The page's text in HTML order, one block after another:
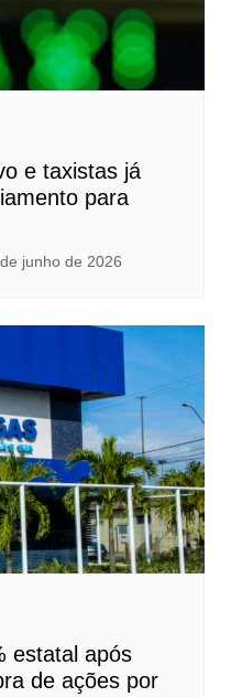
e taxistas já
para
junho de 2026
estatal após
de ações por